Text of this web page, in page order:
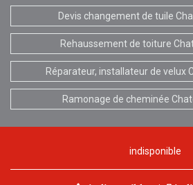
Devis changement de tuile
Rehaussement de toiture
Réparateur, installateur de velux
Ramonage de cheminée
indisponible